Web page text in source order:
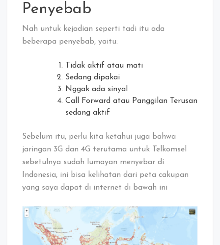
Penyebab
Nah untuk kejadian seperti tadi itu ada
beberapa penyebab, yaitu:
Tidak aktif atau mati
Sedang dipakai
Nggak ada sinyal
Call Forward atau Panggilan Terusan
sedang aktif
Sebelum itu, perlu kita ketahui juga bahwa
jaringan 3G dan 4G terutama untuk Telkomsel
sebetulnya sudah lumayan menyebar di
Indonesia, ini bisa kelihatan dari peta cakupan
yang saya dapat di internet di bawah ini